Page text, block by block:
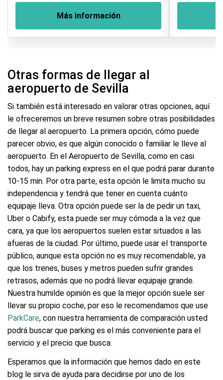
Más información
Otras formas de llegar al
aeropuerto de Sevilla
Si también está interesado en valorar otras opciones, aquí
le ofreceremos un breve resumen sobre otras posibilidades
de llegar al aeropuerto. La primera opción, cómo puede
parecer obvio, es que algún conocido o familiar le lleve al
aeropuerto. En el Aeropuerto de Sevilla, como en casi
todos, hay un parking express en el que podrá parar durante
10-15 min. Por otra parte, esta opción le limita mucho su
independencia y tendrá que tener en cuenta cuánto
equipaje lleva. Otra opción puede ser la de pedir un taxi,
Uber o Cabify, esta puede ser muy cómoda a la vez que
cara, ya que los aeropuertos suelen estar situados a las
afueras de la ciudad. Por último, puede usar el transporte
público, aunque esta opción no es muy recomendable, ya
que los trenes, buses y metros pueden sufrir grandes
retrasos, además que no podrá llevar equipaje grande.
Nuestra humilde opinión es que la mejor opción suele ser
llevar su propio coche, por eso le recomendamos que use
ParkCare, con nuestra herramienta de comparación usted
podrá buscar que parking es el más conveniente para el
servicio y el precio que busca.
Esperamos que la información que hemos dado en este
blog le sirva de ayuda para decidirse por uno de los